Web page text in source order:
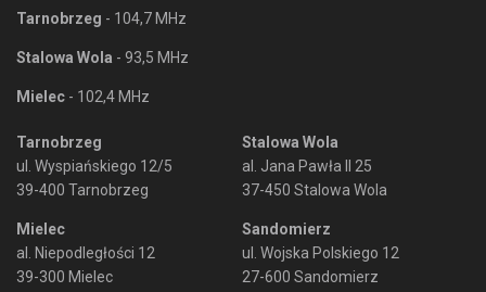
Tarnobrzeg - 104,7 MHz
Stalowa Wola - 93,5 MHz
Mielec - 102,4 MHz
Tarnobrzeg
ul. Wyspiańskiego 12/5
39-400 Tarnobrzeg
Mielec
al. Niepodległości 12
39-300 Mielec
Stalowa Wola
al. Jana Pawła II 25
37-450 Stalowa Wola
Sandomierz
ul. Wojska Polskiego 12
27-600 Sandomierz